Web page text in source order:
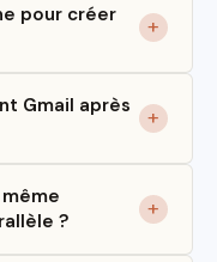
pour créer
Gmail après
?